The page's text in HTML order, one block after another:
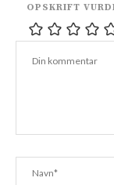
OPSKRIFT